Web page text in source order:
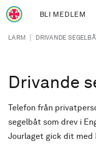
Hoppa till huvudinnehåll
BLI MEDLEM
Länkstig
LARM | DRIVANDE
Drivande
Telefon från
segelbåt som drev i
Jourlaget gick dit med